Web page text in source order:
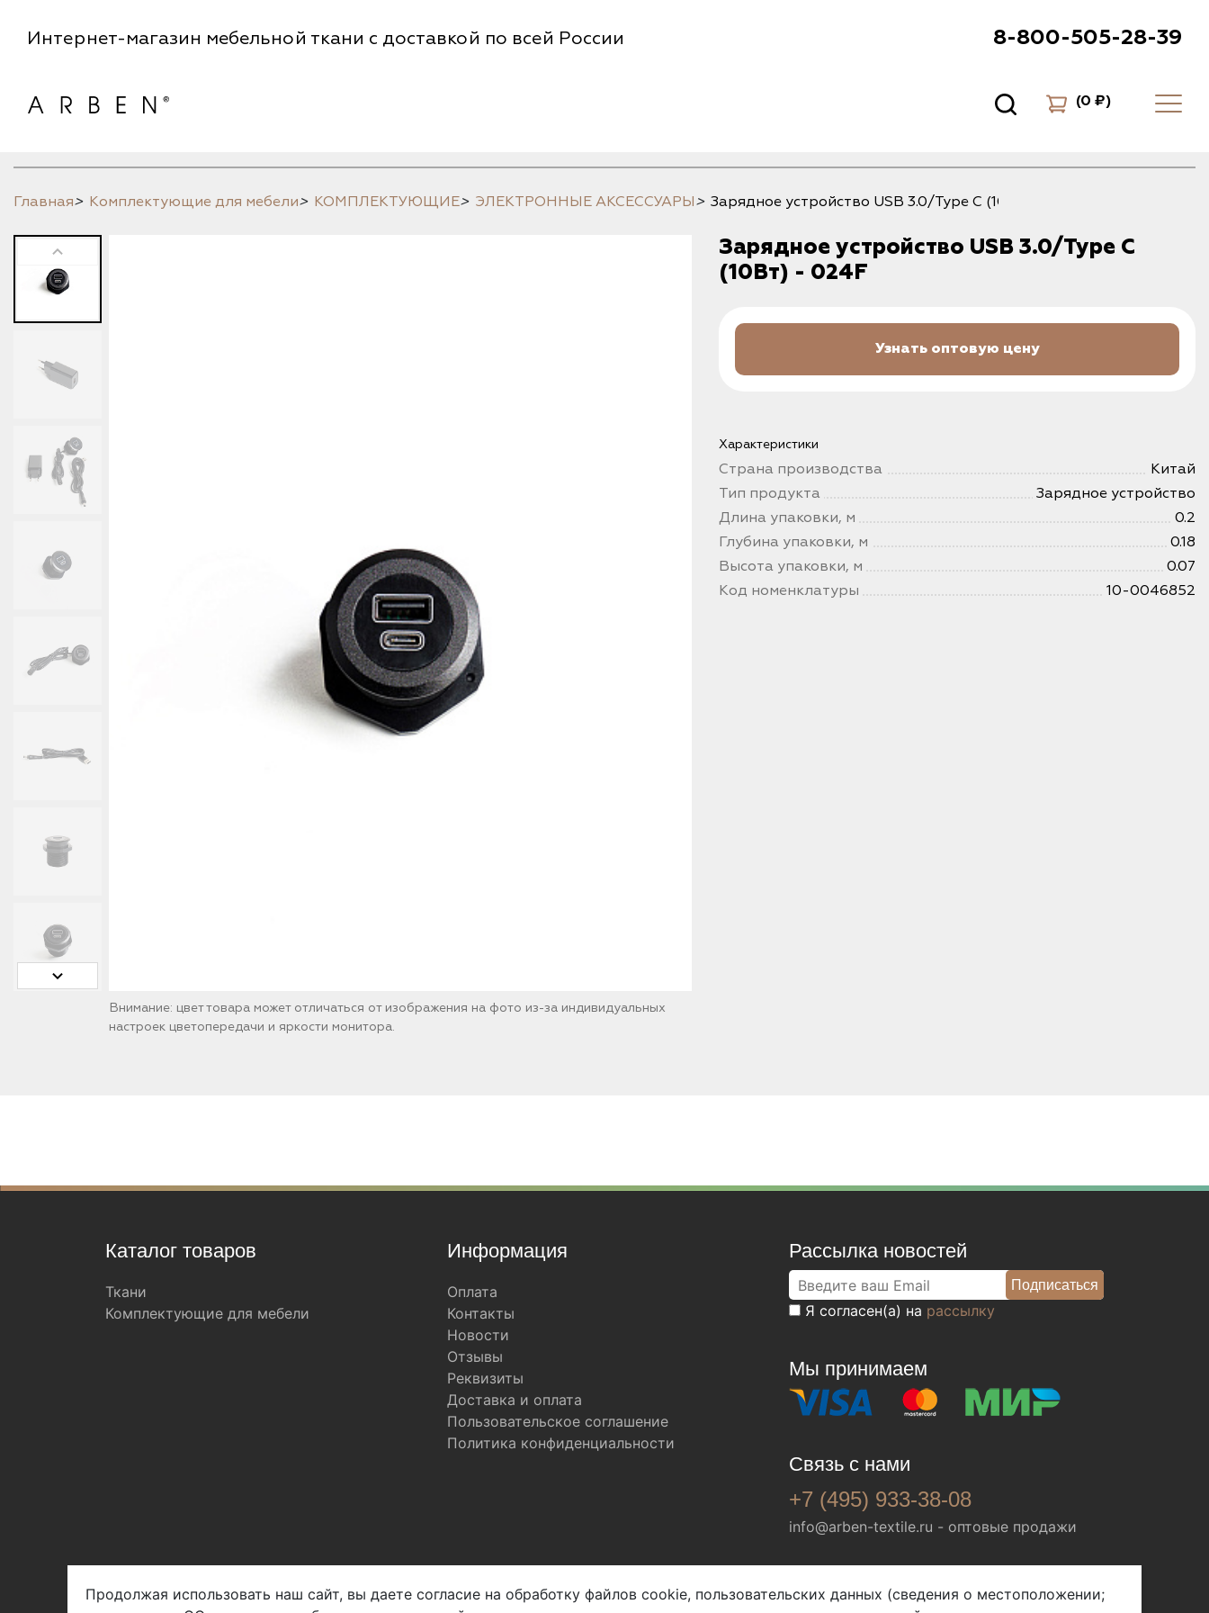
Интернет-магазин мебельной ткани с доставкой по всей России 8-800-505-28-39
(0 ₽)
Главная> Комплектующие для мебели> КОМПЛЕКТУЮЩИЕ> ЭЛЕКТРОННЫЕ АКСЕССУАРЫ> Зарядное устройство USB 3.0/Type C (10Вт) - 024F
Внимание: цвет товара может отличаться от изображения на фото из-за индивидуальных
настроек цветопередачи и яркости монитора.
Зарядное устройство USB 3.0/Type C
(10Вт) - 024F
Узнать оптовую цену
Характеристики
Страна производства
Китай
Тип продукта
Зарядное устройство
Длина упаковки, м
0.2
Глубина упаковки, м
0.18
Высота упаковки, м
0.07
Код номенклатуры
10-0046852
Каталог товаров
Ткани
Комплектующие для мебели
Информация
Оплата
Контакты
Новости
Отзывы
Реквизиты
Доставка и оплата
Пользовательское соглашение
Политика конфиденциальности
Рассылка новостей
Я согласен(а) на рассылку
Мы принимаем
Связь с нами
+7 (495) 933-38-08
info@arben-textile.ru - оптовые продажи
Мы в соц. сетях
Продолжая использовать наш сайт, вы даете согласие на обработку файлов cookie, пользовательских данных (сведения о местоположении;